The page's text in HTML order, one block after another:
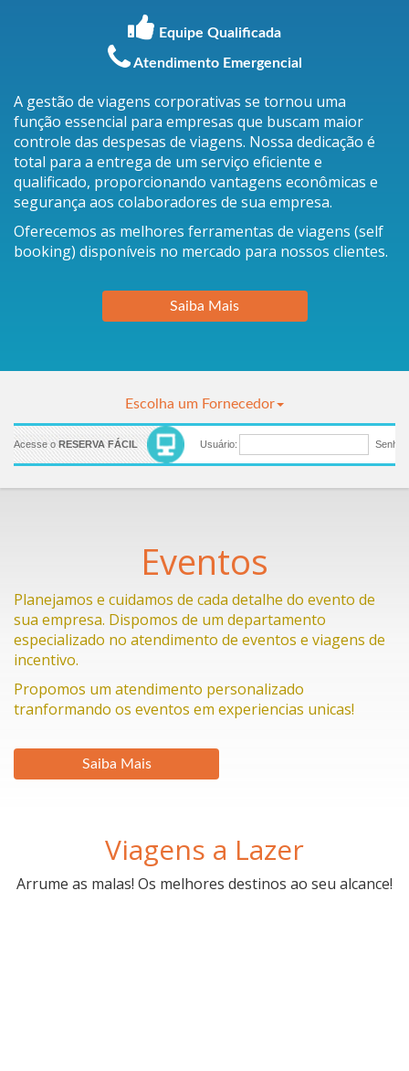
Equipe Qualificada
Atendimento Emergencial
A gestão de viagens corporativas se tornou uma
função essencial para empresas que buscam maior
controle das despesas de viagens. Nossa dedicação é
total para a entrega de um serviço eficiente e
qualificado, proporcionando vantagens econômicas e
segurança aos colaboradores de sua empresa.
Oferecemos as melhores ferramentas de viagens (self
booking) disponíveis no mercado para nossos clientes.
Escolha um Fornecedor
Eventos
Planejamos e cuidamos de cada detalhe do evento de
sua empresa. Dispomos de um departamento
especializado no atendimento de eventos e viagens de
incentivo.
Propomos um atendimento personalizado
tranformando os eventos em experiencias unicas!
Viagens a Lazer
Arrume as malas! Os melhores destinos ao seu alcance!